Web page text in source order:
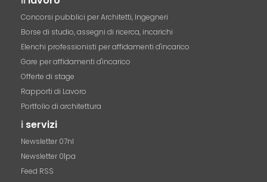
Concorsi pubblici per Architetti, Ingegneri
Borse di studio, assegni di ricerca, incarichi
Elenchi professionisti per affidamenti d'incarico
Gare per affidamenti d'incarico
Offerte di stage
Rapporti di Lavoro
Portfolio di architettura
i servizi
Newsletter 07nl
Newsletter 01pa
Feed RSS